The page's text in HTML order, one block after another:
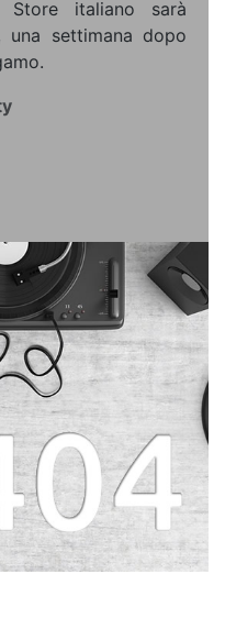
italiano sarà
una settimana dopo